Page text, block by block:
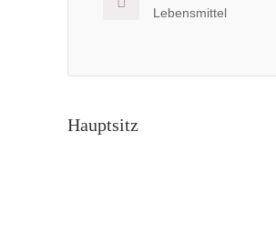
Lebensmittel
Hauptsitz